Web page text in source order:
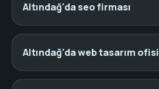
Altındağ'da seo firması
Altındağ'da web tasarım ofisi